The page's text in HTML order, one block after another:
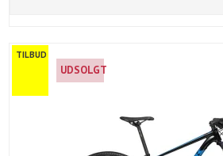
TILBUD
UDSOLGT